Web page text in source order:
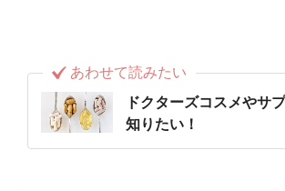
あわせて読みたい
ドクターズコスメやサ
知りたい！